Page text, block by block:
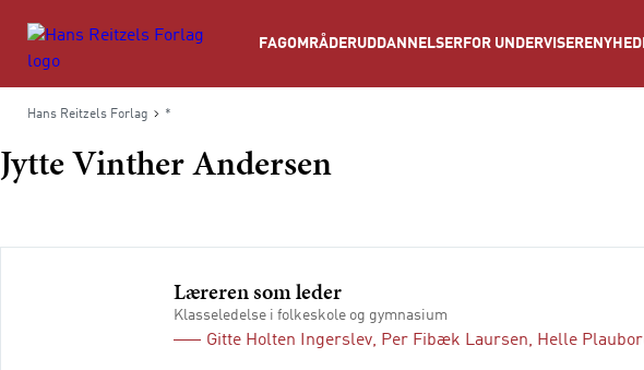
FAGOMRÅDERUDDANNELSER FOR UNDERVISERE
Hans Reitzels Forlag *
Jytte Vinther Andersen
Læreren som leder
Klasseledelse i folkeskole og gymnasium
Gitte Holten Ingerslev, Per Fibæk Laursen, Helle